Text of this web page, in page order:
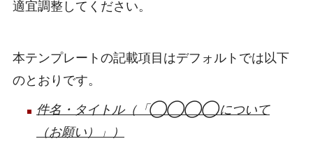
適宜調整してください。
本テンプレートの記載項目はデフォルトでは以下
のとおりです。
件名・タイトル（「◯◯◯◯について
（お願い）」）